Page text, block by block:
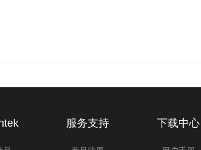
服务支持 下载中心